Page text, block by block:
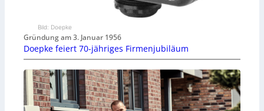
Bild: Doepke
Gründung am 3. Januar 1956
Doepke feiert 70-jähriges Firmenjubiläum